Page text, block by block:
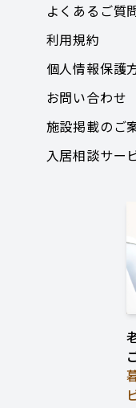
よくあるご質
利用規約
個人情報保護
お問い合わせ
施設掲載のご
入居相談サー